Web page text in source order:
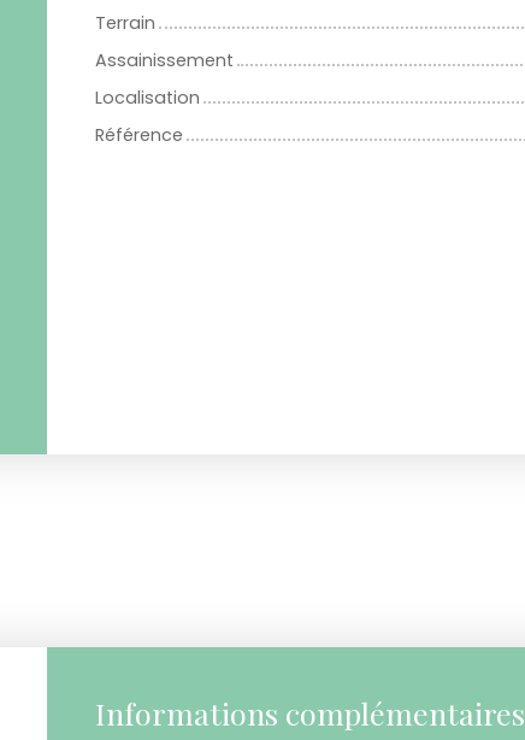
Terrain
Assainissement
Localisation
Référence
Informations complémentaires